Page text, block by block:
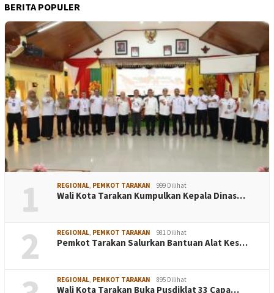
BERITA POPULER
1 REGIONAL, PEMKOT TARAKAN 999 Dilihat
Wali Kota Tarakan Kumpulkan Kepala Dinas…
2 REGIONAL, PEMKOT TARAKAN 981 Dilihat
Pemkot Tarakan Salurkan Bantuan Alat Kes…
REGIONAL, PEMKOT TARAKAN 895 Dilihat
Wali Kota Tarakan Buka Pusdiklat 33 Capa…